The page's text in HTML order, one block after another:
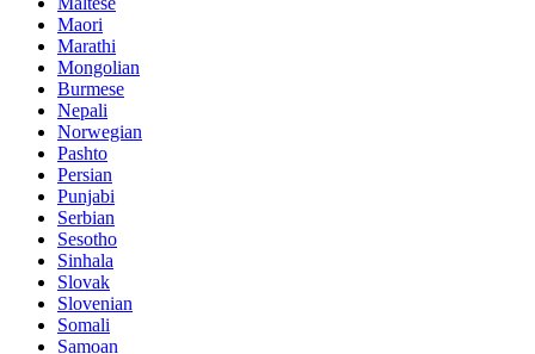
Maori
Marathi
Mongolian
Burmese
Nepali
Norwegian
Pashto
Persian
Punjabi
Serbian
Sesotho
Sinhala
Slovak
Slovenian
Somali
Samoan